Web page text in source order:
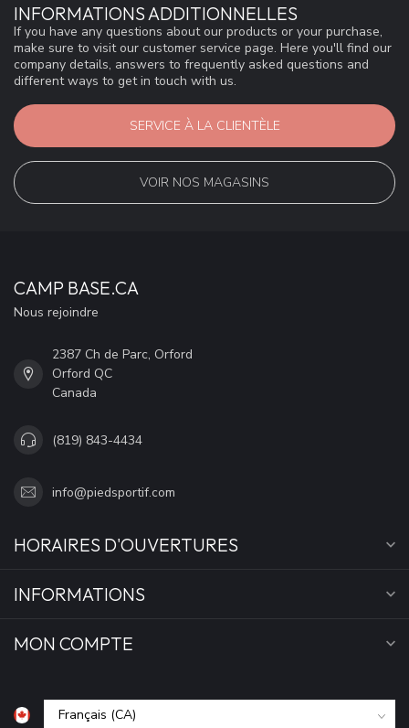
INFORMATIONS ADDITIONNELLES
If you have any questions about our products or your purchase,
make sure to visit our customer service page. Here you'll find our
company details, answers to frequently asked questions and
different ways to get in touch with us.
SERVICE À LA CLIENTÈLE
VOIR NOS MAGASINS
CAMP BASE.CA
Nous rejoindre
2387 Ch de Parc, Orford
Orford QC
Canada
(819) 843-4434
info@piedsportif.com
HORAIRES D'OUVERTURES
INFORMATIONS
MON COMPTE